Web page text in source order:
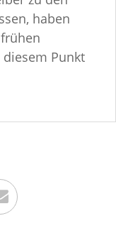
haben
Punkt
Twitter
E-Mail senden